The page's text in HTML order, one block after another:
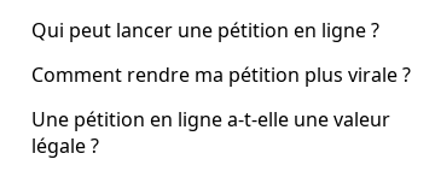
Qui peut lancer une pétition en ligne ?
Comment rendre ma pétition plus virale ?
Une pétition en ligne a-t-elle une valeur
légale ?